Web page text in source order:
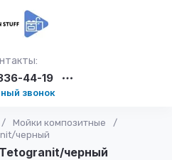
44-19
звонок
/ Мойки композитные
/
черный
черный